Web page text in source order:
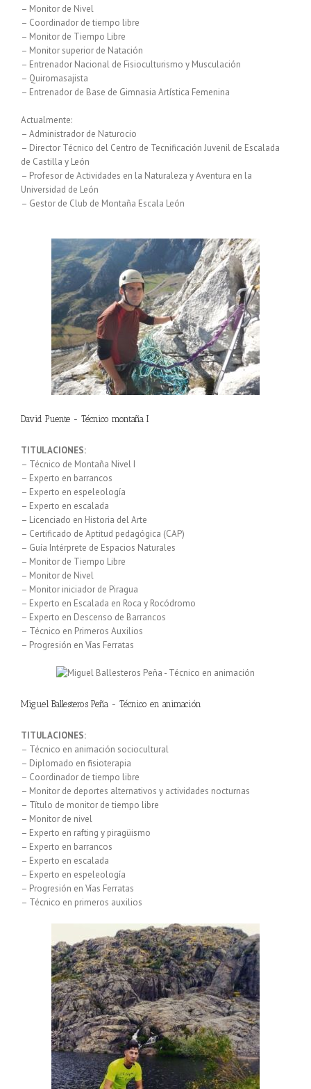
– Monitor de Nivel
– Coordinador de tiempo libre
– Monitor de Tiempo Libre
– Monitor superior de Natación
– Entrenador Nacional de Fisioculturismo y Musculación
– Quiromasajista
– Entrenador de Base de Gimnasia Artística Femenina
Actualmente:
– Administrador de Naturocio
– Director Técnico del Centro de Tecnificación Juvenil de Escalada
de Castilla y León
– Profesor de Actividades en la Naturaleza y Aventura en la
Universidad de León
– Gestor de Club de Montaña Escala León
David Puente - Técnico montaña I
TITULACIONES:
– Técnico de Montaña Nivel I
– Experto en barrancos
– Experto en espeleología
– Experto en escalada
– Licenciado en Historia del Arte
– Certificado de Aptitud pedagógica (CAP)
– Guía Intérprete de Espacios Naturales
– Monitor de Tiempo Libre
– Monitor de Nivel
– Monitor iniciador de Piragua
– Experto en Escalada en Roca y Rocódromo
– Experto en Descenso de Barrancos
– Técnico en Primeros Auxilios
– Progresión en Vías Ferratas
Miguel Ballesteros Peña - Técnico en animación
TITULACIONES:
– Técnico en animación sociocultural
– Diplomado en fisioterapia
– Coordinador de tiempo libre
– Monitor de deportes alternativos y actividades nocturnas
– Título de monitor de tiempo libre
– Monitor de nivel
– Experto en rafting y piragüismo
– Experto en barrancos
– Experto en escalada
– Experto en espeleología
– Progresión en Vías Ferratas
– Técnico en primeros auxilios